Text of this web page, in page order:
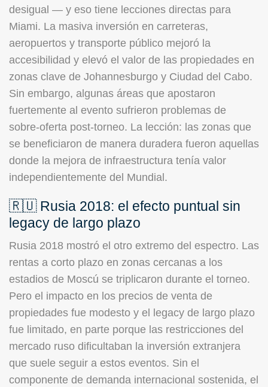
desigual — y eso tiene lecciones directas para
Miami. La masiva inversión en carreteras,
aeropuertos y transporte público mejoró la
accesibilidad y elevó el valor de las propiedades en
zonas clave de Johannesburgo y Ciudad del Cabo.
Sin embargo, algunas áreas que apostaron
fuertemente al evento sufrieron problemas de
sobre-oferta post-torneo. La lección: las zonas que
se beneficiaron de manera duradera fueron aquellas
donde la mejora de infraestructura tenía valor
independientemente del Mundial.
🇷🇺 Rusia 2018: el efecto puntual sin
legacy de largo plazo
Rusia 2018 mostró el otro extremo del espectro. Las
rentas a corto plazo en zonas cercanas a los
estadios de Moscú se triplicaron durante el torneo.
Pero el impacto en los precios de venta de
propiedades fue modesto y el legacy de largo plazo
fue limitado, en parte porque las restricciones del
mercado ruso dificultaban la inversión extranjera
que suele seguir a estos eventos. Sin el
componente de demanda internacional sostenida, el